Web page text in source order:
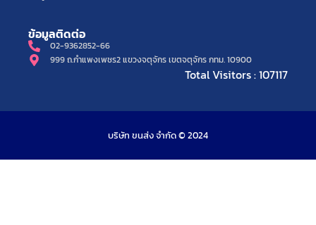
ข้อมูลติดต่อ
02-9362852-66
999 ถ.กำแพงเพชร2 แขวงจตุจักร เขตจตุจักร กทม. 10900
Total Visitors : 107117
บริษัท ขนส่ง จำกัด © 2024